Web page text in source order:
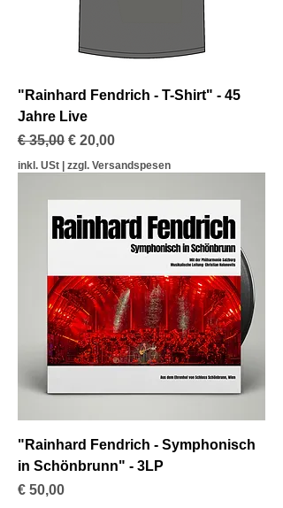
"Rainhard Fendrich - T-Shirt" - 45
Jahre Live
Standardpreis
€ 35,00 Sale-Preis
€ 20,00
inkl. USt zzgl. Versandspesen
"Rainhard Fendrich - Symphonisch
in Schönbrunn" - 3LP
Preis
€ 50,00